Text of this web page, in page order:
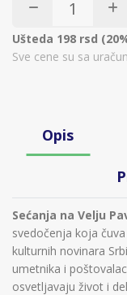
Ušteda 198 rsd
Sve cene su sa
Opis
Sećanja na Velju
svedočenja koja
kulturnih novinara
umetnika i
osvetljavaju život i